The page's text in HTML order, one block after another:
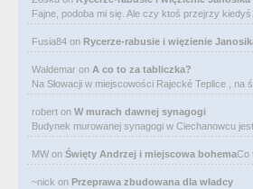
Fajne, podoba mi się. Ale czy ktoś przejrzy
Fusia84 on Rycerze-rabusie i więzienie
Waldemar on A co to za tabliczka?
Na Słowacji w miejscowości Rajecké Teplice , na
robert on W murach dawnej synagogi
Budynek murowanej synagogi w Ciechanowcu
MW on Święty Andrzej i miejscowa bohemaCo
~nick on Przeprawa zbudowana dla władcy